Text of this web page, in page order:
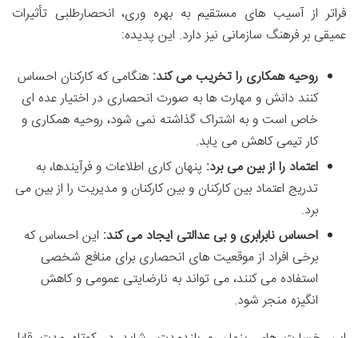
فراتر از آسیب های مستقیم به بهره وری، انحصارطلبی تأثیرات
عمیقی بر فرهنگ سازمانی نیز دارد. این پدیده:
روحیه همکاری را تخریب می کند: هنگامی که کارکنان احساس
کنند دانش و مهارت ها به صورت انحصاری در اختیار عده ای
خاص است و به اشتراک گذاشته نمی شود، روحیه همکاری و
کار تیمی کاهش می یابد.
اعتماد را از بین می برد: پنهان کاری اطلاعات و فرآیندها، به
تدریج اعتماد بین کارکنان و بین کارکنان و مدیریت را از بین می
برد.
احساس نابرابری و بی عدالتی ایجاد می کند: این احساس که
برخی افراد از موقعیت های انحصاری برای منافع شخصی
استفاده می کنند، می تواند به نارضایتی عمومی و کاهش
انگیزه منجر شود.